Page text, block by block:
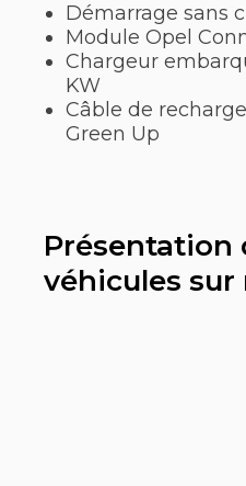
Démarrage sans
Module Opel
Chargeur
KW
Câble de
Green Up
Présentation
véhicules sur